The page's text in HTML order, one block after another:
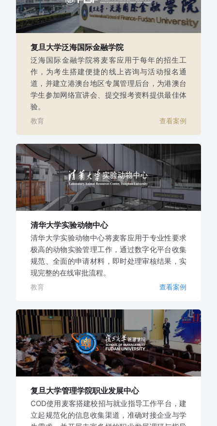
复旦大学泛海国际金融学院
泛海国际金融学院将麦客应用于每年的招生工
作，为考生搭建便捷的线上咨询与活动报名通
道，并建立港澳台地区专属管理后台，为港澳台
学生参加网络宣讲会、提交报考资料提供最佳体
验。
教育 查看案例
清华大学实验动物中心
清华大学实验动物中心将麦客应用于专业性要求
极高的动物实验管理工作，通过数字化平台收集
规范、全面的申请材料，即时处理审核结果，实
现完整的在线审批流程。
教育 查看案例
复旦大学管理学院职业发展中心
COD使用麦客搭建校招与就业指导工作平台，建
立起规范化的信息收集渠道，准确对接企业与学